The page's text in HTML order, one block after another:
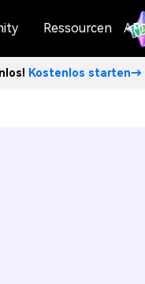
Ressourcen API
Kostenlos starten→